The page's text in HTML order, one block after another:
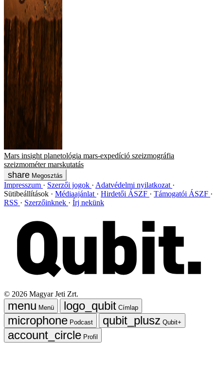
Mars insight planetológia mars-expedíció szeizmográfia
szeizmométer marskutatás
Megosztás
Impresszum Szerzői jogok
Adatvédelmi nyilatkozat
Sütibeállítások
Médiaajánlat Hirdetői ÁSZF
Támogatói ÁSZF
RSS
Szerzőinknek Írj nekünk
© 2026 Magyar Jeti Zrt.
Menü
Címlap
Podcast
Qubit+
Profil